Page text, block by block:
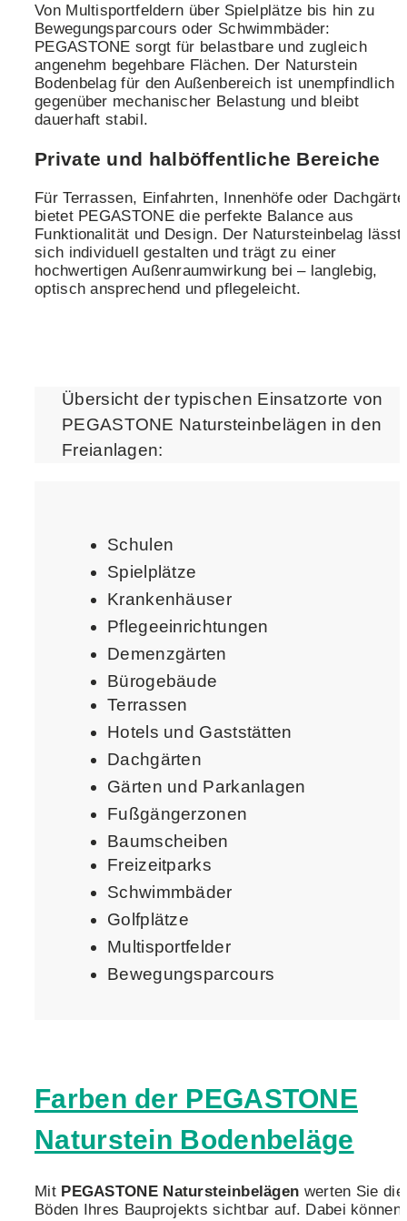
Von Multisportfeldern über Spielplätze bis hin zu
Bewegungsparcours oder Schwimmbäder:
PEGASTONE sorgt für belastbare und zugleich
angenehm begehbare Flächen. Der Naturstein
Bodenbelag für den Außenbereich ist unempfindlich
gegenüber mechanischer Belastung und bleibt
dauerhaft stabil.
Private und halböffentliche Bereiche
Für Terrassen, Einfahrten, Innenhöfe oder
bietet PEGASTONE die perfekte Balance aus
Funktionalität und Design. Der Natursteinbelag lässt
sich individuell gestalten und trägt zu einer
hochwertigen Außenraumwirkung bei – langlebig,
optisch ansprechend und pflegeleicht.
Übersicht der typischen Einsatzorte von
PEGASTONE Natursteinbelägen in den
Freianlagen:
Schulen
Spielplätze
Krankenhäuser
Pflegeeinrichtungen
Demenzgärten
Bürogebäude
Terrassen
Hotels und Gaststätten
Dachgärten
Gärten und Parkanlagen
Fußgängerzonen
Baumscheiben
Freizeitparks
Schwimmbäder
Golfplätze
Multisportfelder
Bewegungsparcours
Farben der PEGASTONE
Naturstein Bodenbeläge
Mit PEGASTONE Natursteinbelägen werten Sie die
Böden Ihres Bauprojekts sichtbar auf. Dabei können